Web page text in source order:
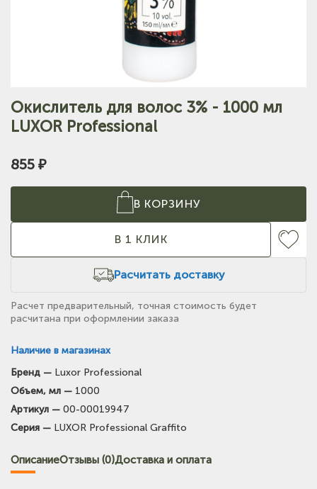
Окислитель для волос 3% - 1000 мл
LUXOR Professional
855 ₽
В КОРЗИНУ
В 1 КЛИК
Расчитать доставку
Наличие в магазинах
Тел: +7-903-947-7028
(на карте)
Бренд — Luxor Professional
Объем, мл — 1000
Артикул — 00-00019947
Серия — LUXOR Professional Graffito
Расчет предварительный, точная стоимость будет
расчитана при оформлении заказа
ОписаниеОтзывы (0)Доставка и оплата